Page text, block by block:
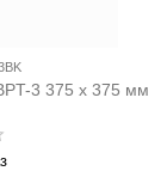
3 375 х 375 мм